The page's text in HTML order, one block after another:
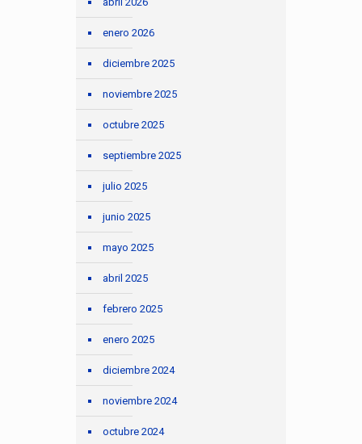
enero 2026
diciembre 2025
noviembre 2025
octubre 2025
septiembre 2025
julio 2025
junio 2025
mayo 2025
abril 2025
febrero 2025
enero 2025
diciembre 2024
noviembre 2024
octubre 2024